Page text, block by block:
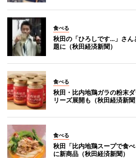
食べる
秋田の「ひろしです…」さん
題に（秋田経済新聞）
食べる
秋田・比内地鶏ガラの粉末
リーズ展開も（秋田経済新聞
食べる
秋田「比内地鶏スープで食
に新商品（秋田経済新聞）